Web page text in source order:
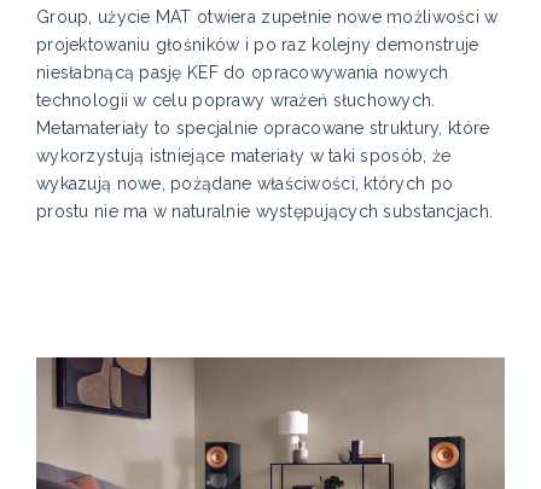
Group, użycie MAT otwiera zupełnie nowe możliwości w
projektowaniu głośników i po raz kolejny demonstruje
niesłabnącą pasję KEF do opracowywania nowych
technologii w celu poprawy wrażeń słuchowych.
Metamateriały to specjalnie opracowane struktury, które
wykorzystują istniejące materiały w taki sposób, że
wykazują nowe, pożądane właściwości, których po
prostu nie ma w naturalnie występujących substancjach.